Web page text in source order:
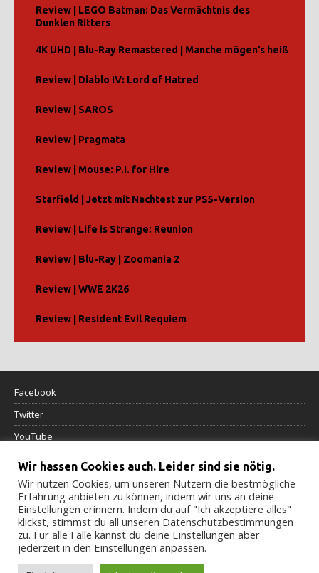
Review | LEGO Batman: Das Vermächtnis des
Dunklen Ritters
4K UHD | Blu-Ray Remastered | Manche mögen’s heiß
Review | Diablo IV: Lord of Hatred
Review | SAROS
Review | Pragmata
Review | Mouse: P.I. for Hire
Starfield | Jetzt mit Nachtest zur PS5-Version
Review | Life is Strange: Reunion
Review | Blu-Ray | Zoomania 2
Review | WWE 2K26
Review | Resident Evil Requiem
Facebook
Twitter
YouTube
Datenschutzerklärung
Impressum
Cookierichtlinie
Wir hassen Cookies auch. Leider sind sie nötig.
Wir nutzen Cookies, um unseren Nutzern die bestmögliche
Erfahrung anbieten zu können, indem wir uns an deine
Einstellungen erinnern. Indem du auf "Ich akzeptiere alles"
klickst, stimmst du all unseren Datenschutzbestimmungen
zu. Für alle Fälle kannst du deine Einstellungen aber
jederzeit in den Einstellungen anpassen.